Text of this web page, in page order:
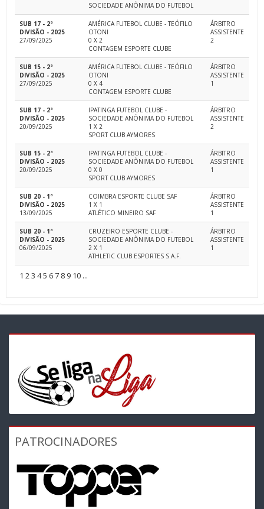
SOCIEDADE ANÔNIMA DO FUTEBOL
SUB 17 - 2ª
DIVISÃO - 2025
27/09/2025
AMÉRICA FUTEBOL CLUBE - TEÓFILO
OTONI
0 X 2
CONTAGEM ESPORTE CLUBE
ÁRBITRO
ASSISTENTE
2
SUB 15 - 2ª
DIVISÃO - 2025
27/09/2025
AMÉRICA FUTEBOL CLUBE - TEÓFILO
OTONI
0 X 4
CONTAGEM ESPORTE CLUBE
ÁRBITRO
ASSISTENTE
1
SUB 17 - 2ª
DIVISÃO - 2025
20/09/2025
IPATINGA FUTEBOL CLUBE -
SOCIEDADE ANÔNIMA DO FUTEBOL
1 X 2
SPORT CLUB AYMORES
ÁRBITRO
ASSISTENTE
2
SUB 15 - 2ª
DIVISÃO - 2025
20/09/2025
IPATINGA FUTEBOL CLUBE -
SOCIEDADE ANÔNIMA DO FUTEBOL
0 X 0
SPORT CLUB AYMORES
ÁRBITRO
ASSISTENTE
1
SUB 20 - 1ª
DIVISÃO - 2025
13/09/2025
COIMBRA ESPORTE CLUBE SAF
1 X 1
ATLÉTICO MINEIRO SAF
ÁRBITRO
ASSISTENTE
1
SUB 20 - 1ª
DIVISÃO - 2025
06/09/2025
CRUZEIRO ESPORTE CLUBE -
SOCIEDADE ANÔNIMA DO FUTEBOL
2 X 1
ATHLETIC CLUB ESPORTES S.A.F.
ÁRBITRO
ASSISTENTE
1
1 23 45 67 8 9 10 ...
PATROCINADORES